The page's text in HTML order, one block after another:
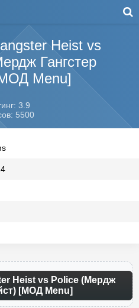
Heist vs
Гангстер
Menu]
3.9
5500
Heist vs Police (Мердж
[МОД Menu]